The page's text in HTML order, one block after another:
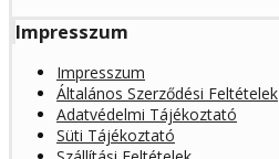
Impresszum
Impresszum
Általános Szerződési Feltételek
Adatvédelmi Tájékoztató
Süti Tájékoztató